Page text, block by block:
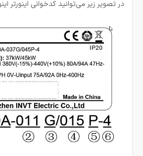
در تصویر زیر می‌توانید کدخوانی اینورتر